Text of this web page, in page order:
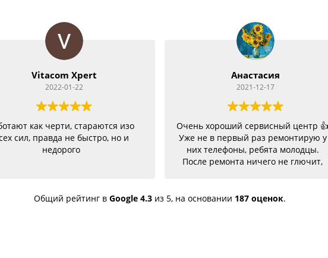
Анастасия
2021-12-17
Очень хороший сервисный центр 👍
Уже не в первый раз ремонтирую у
них телефоны, ребята молодцы.
был согнутый, всё исправили, теперь
Андрей Колос
2021-11-19
Быстрое выполнение работ.
Гарантия на 1 месяц на
проделанные работы.
Общий рейтинг в Google 4.3 из 5, на основании 187 оценок.